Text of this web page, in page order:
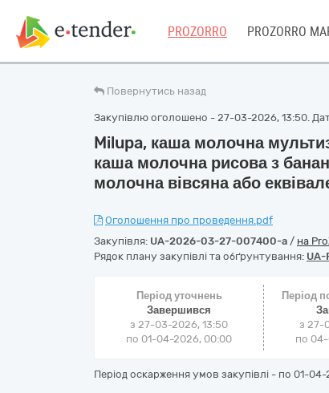
PROZORRO PROZORRO
Повернутись назад
Закупівлю оголошено - 27-03-2026, 13:50.
Milupa, каша молочна
каша молочна рисова з
молочна вівсяна або
Оголошення про проведення.pdf
Закупівля: UA-2026-03-27-007400-a / на
Рядок плану закупівлі та обґрунтування:
Період уточнень
Завершився
з 27-03-2026, 13:50
по 01-04-2026, 00:00
Період
з 27-
по
Період оскарження умов закупівлі - по 01-04-